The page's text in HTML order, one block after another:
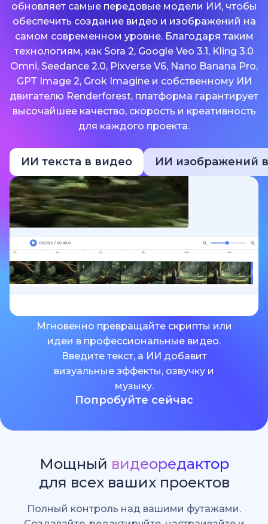
обновляет самые передовые модели ИИ, чтобы
обеспечить создание видео и изображений на
самом современном уровне. Благодаря таким
технологиям, как Sora 2, Google Veo 3.1, Kling 3.0
Omni, Seedance 2.0, Pixverse V6, Nano Banana Pro,
GPT Image 2, Grok Imagine и собственному ИИ
двигателю Renderforest, платформа гарантирует
высочайшее качество, скорость и креативность
для каждого проекта.
ИИ текста в видео ИИ изображений
Мгновенно превращайте скрипты или
идеи в профессиональные видео.
Введите текст, а ИИ добавит
визуальные эффекты, озвучку и
музыку.
Попробуйте сейчас
Мощный видеоредактор
для всех ваших проектов
Полный контроль над вашими футажами.